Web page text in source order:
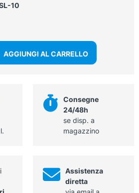
10
AGGIUNGI AL CARRELLO
Consegne
24/48h
se disp. a
magazzino
Assistenza
diretta